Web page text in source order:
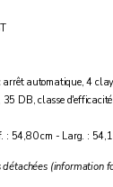
automatique, 4
DB, classe d'efficacité
: 54,80 cm - Larg. :
(information